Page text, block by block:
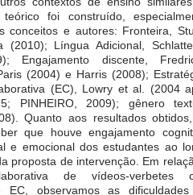
teórico foi construído,
conceitos e autores: Fronteira,
(2010); Língua Adicional,
Engajamento discente,
(2004) e Harris (2008);
(EC), Lowry et al. (2004
PINHEIRO, 2009); gênero
Quanto aos resultados
que houve engajamento
e emocional dos estudantes ao
proposta de intervenção. Em
de vídeos-verbetes
EC, observamos as